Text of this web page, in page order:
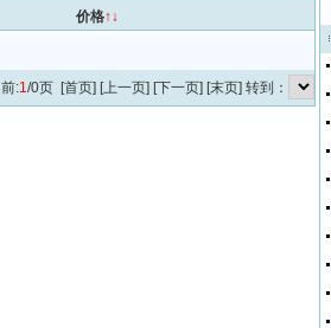
价格↑↓
:1/0页 [首页] [上一页] [下一页] [末页] 转到：